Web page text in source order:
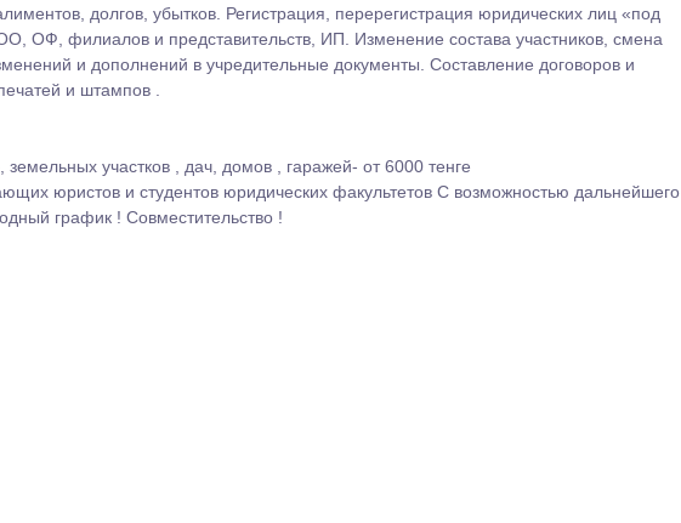
долгов, убытков. Регистрация, перерегистрация юридических лиц «под
ОФ, филиалов и представительств, ИП. Изменение состава участников, смена
и дополнений в учредительные документы. Составление договоров и
и штампов .
земельных участков , дач, домов , гаражей- от 6000 тенге
юристов и студентов юридических факультетов С возможностью дальнейшего
график ! Совместительство !